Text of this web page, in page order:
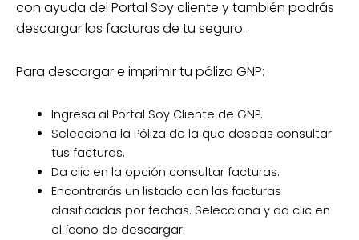
con ayuda del Portal Soy cliente y también podrás
descargar las facturas de tu seguro.
Para descargar e imprimir tu póliza GNP:
Ingresa al Portal Soy Cliente de GNP.
Selecciona la Póliza de la que deseas consultar
tus facturas.
Da clic en la opción consultar facturas.
Encontrarás un listado con las facturas
clasificadas por fechas. Selecciona y da clic en
el ícono de descargar.